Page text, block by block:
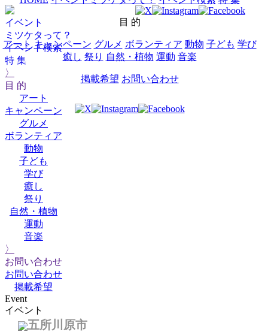
イベント
ミツケタって？
イベント検索
特 集
〉
目 的
アート
キャンペーン
グルメ
ボランティア
動物
子ども
学び
癒し
祭り
自然・植物
運動
音楽
〉
お問い合わせ
お問い合わせ
掲載希望
目 的
アート キャンペーン グルメ ボランティア 動物 子ども 学び
癒し 祭り 自然・植物 運動 音楽
掲載希望 お問い合わせ
Event
イベント
五所川原市